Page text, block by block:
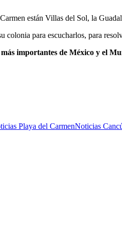
están Villas del Sol, la
colonia para escucharlos, para
importantes de México y el
Playa del CarmenNoticias